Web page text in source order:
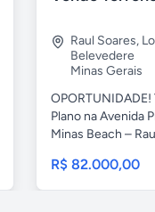
Raul Soares,
Belevedere
Minas Gerais
Plano na Avenida
Minas Beach –
R$ 82.000,00